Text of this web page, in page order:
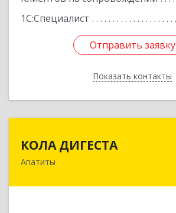
1С:Специалист
Отправить заявку
Показать контакты
Отправить заявку
Назад
КОЛА ДИГЕСТА
Апатиты